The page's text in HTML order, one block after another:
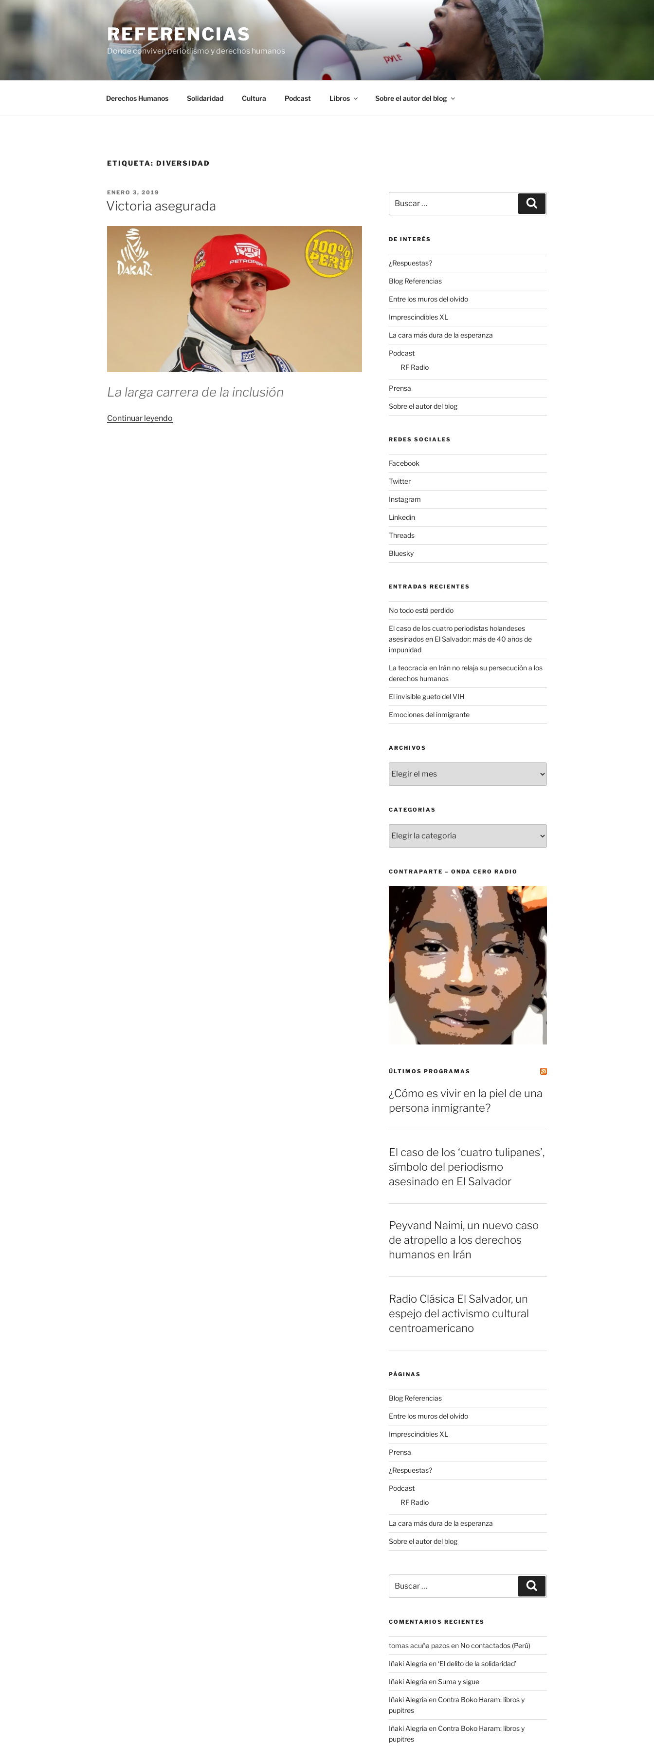
Saltar
REFERENCIAS
Donde conviven periodismo y derechos humanos
Derechos Humanos Solidaridad Cultura Podcast Libros Sobre el autor del blog
ETIQUETA: DIVERSIDAD
PUBLICADO
EL
ENERO 3, 2019
Victoria asegurada
La larga carrera de la inclusión
Continuar leyendo
por:
DE INTERÉS
¿Respuestas?
Blog Referencias
Entre los muros del olvido
Imprescindibles XL
La cara más dura de la esperanza
Podcast
RF Radio
Prensa
Sobre el autor del blog
REDES SOCIALES
Facebook
Twitter
Instagram
Linkedin
Threads
Bluesky
ENTRADAS RECIENTES
No todo está perdido
El caso de los cuatro periodistas holandeses
asesinados en El Salvador: más de 40 años de
impunidad
La teocracia en Irán no relaja su persecución a los
derechos humanos
El invisible gueto del VIH
Emociones del inmigrante
ARCHIVOS
CATEGORÍAS
CONTRAPARTE – ONDA CERO RADIO
ÚLTIMOS PROGRAMAS
¿Cómo es vivir en la piel de una
persona inmigrante?
El caso de los ‘cuatro tulipanes’,
símbolo del periodismo
asesinado en El Salvador
Peyvand Naimi, un nuevo caso
de atropello a los derechos
humanos en Irán
Radio Clásica El Salvador, un
espejo del activismo cultural
centroamericano
PÁGINAS
Blog Referencias
Entre los muros del olvido
Imprescindibles XL
Prensa
¿Respuestas?
Podcast
RF Radio
La cara más dura de la esperanza
Sobre el autor del blog
por:
COMENTARIOS RECIENTES
tomas acuña pazosen No contactados (Perú)
Iñaki Alegria en‘El delito de la solidaridad’
Iñaki Alegria enSuma y sigue
Iñaki Alegria en Contra Boko Haram: libros y
pupitres
Iñaki Alegria en Contra Boko Haram: libros y
pupitres